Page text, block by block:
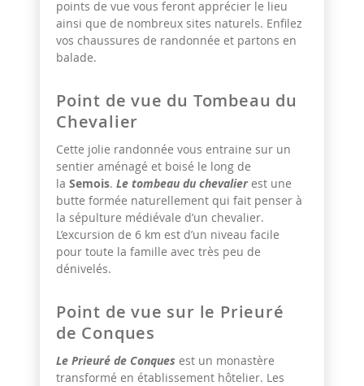
points de vue vous feront apprécier le lieu
ainsi que de nombreux sites naturels. Enfilez
vos chaussures de randonnée et partons en
balade.
Point de vue du Tombeau du
Chevalier
Cette jolie randonnée vous entraine sur un
sentier aménagé et boisé le long de
la Semois. Le tombeau du chevalierest une
butte formée naturellement qui fait penser à
la sépulture médiévale d’un chevalier.
L’excursion de 6 km est d’un niveau facile
pour toute la famille avec très peu de
dénivelés.
Point de vue sur le Prieuré
de Conques
Le Prieuré de Conques est un monastère
transformé en établissement hôtelier. Les